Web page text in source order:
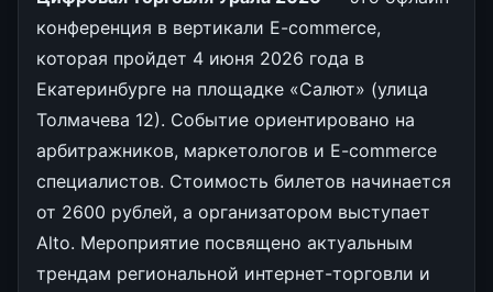
конференция в вертикали E-commerce,
которая пройдет 4 июня 2026 года в
Екатеринбурге на площадке «Салют» (улица
Толмачева 12). Событие ориентировано на
арбитражников, маркетологов и E-commerce
специалистов. Стоимость билетов начинается
от 2600 рублей, а организатором выступает
Alto. Мероприятие посвящено актуальным
трендам региональной интернет-торговли и